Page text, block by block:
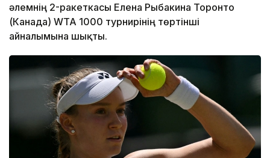
әлемнің 2-ракеткасы Елена Рыбакина Торонто
(Канада) WTA 1000 турнирінің төртінші
айналымына шықты.